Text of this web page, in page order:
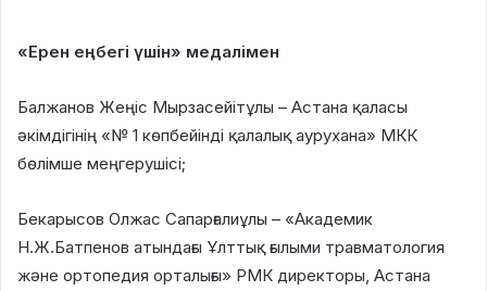
«Ерен еңбегі үшін» медалімен
Балжанов Жеңіс Мырзасейітұлы – Астана қаласы
әкімдігінің «№ 1 көпбейінді қалалық аурухана» МКК
бөлімше меңгерушісі;
Бекарысов Олжас Сапарғалиұлы – «Академик
Н.Ж.Батпенов атындағы Ұлттық ғылыми травматология
және ортопедия орталығы» РМК директоры, Астана